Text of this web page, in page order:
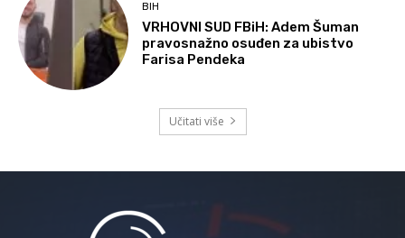
BIH
VRHOVNI SUD FBiH: Adem Šuman
pravosnažno osuđen za ubistvo
Farisa Pendeka
Učitati više